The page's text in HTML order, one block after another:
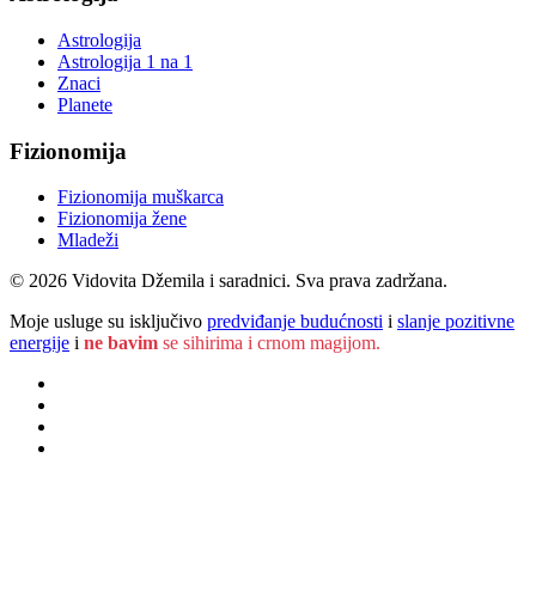
Astrologija
Astrologija 1 na 1
Znaci
Planete
Fizionomija
Fizionomija muškarca
Fizionomija žene
Mladeži
© 2026 Vidovita Džemila i saradnici. Sva prava zadržana.
Moje usluge su isključivo predviđanje budućnosti i slanje pozitivne
energije i ne bavim se sihirima i crnom magijom.